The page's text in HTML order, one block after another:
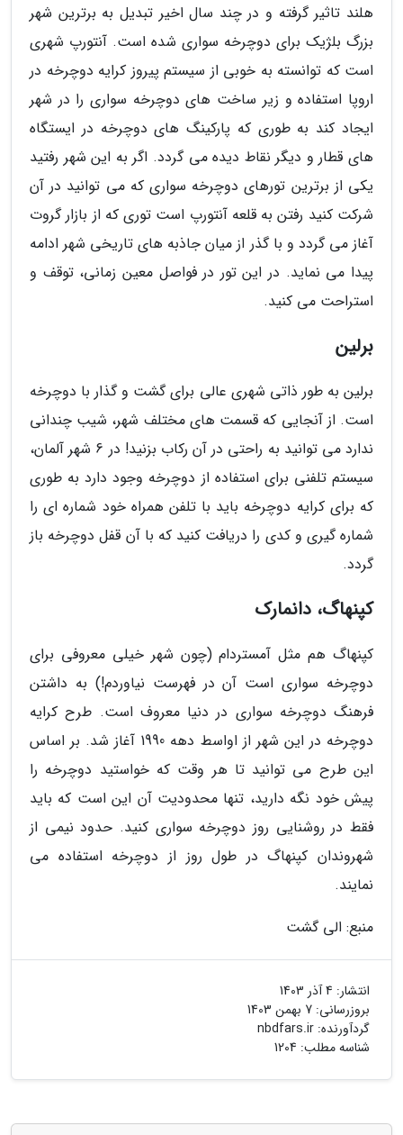
هلند تاثیر گرفته و در چند سال اخیر تبدیل به برترین شهر
بزرگ بلژیک برای دوچرخه سواری شده است. آنتورپ شهری
است که توانسته به خوبی از سیستم پیروز کرایه دوچرخه در
اروپا استفاده و زیر ساخت های دوچرخه سواری را در شهر
ایجاد کند به طوری که پارکینگ های دوچرخه در ایستگاه
های قطار و دیگر نقاط دیده می گردد. اگر به این شهر رفتید
یکی از برترین تورهای دوچرخه سواری که می توانید در آن
شرکت کنید رفتن به قلعه آنتورپ است توری که از بازار گروت
آغاز می گردد و با گذر از میان جاذبه های تاریخی شهر ادامه
پیدا می نماید. در این تور در فواصل معین زمانی، توقف و
استراحت می کنید.
برلین
برلین به طور ذاتی شهری عالی برای گشت و گذار با دوچرخه
است. از آنجایی که قسمت های مختلف شهر، شیب چندانی
ندارد می توانید به راحتی در آن رکاب بزنید! در 6 شهر آلمان،
سیستم تلفنی برای استفاده از دوچرخه وجود دارد به طوری
که برای کرایه دوچرخه باید با تلفن همراه خود شماره ای را
شماره گیری و کدی را دریافت کنید که با آن قفل دوچرخه باز
گردد.
کپنهاگ، دانمارک
کپنهاگ هم مثل آمستردام (چون شهر خیلی معروفی برای
دوچرخه سواری است آن در فهرست نیاوردم!) به داشتن
فرهنگ دوچرخه سواری در دنیا معروف است. طرح کرایه
دوچرخه در این شهر از اواسط دهه 1990 آغاز شد. بر اساس
این طرح می توانید تا هر وقت که خواستید دوچرخه را
پیش خود نگه دارید، تنها محدودیت آن این است که باید
فقط در روشنایی روز دوچرخه سواری کنید. حدود نیمی از
شهروندان کپنهاگ در طول روز از دوچرخه استفاده می
نمایند.
منبع: الی گشت
انتشار: 4 آذر 1403
بروزرسانی: 7 بهمن 1403
گردآورنده: nbdfars.ir
شناسه مطلب: 1204